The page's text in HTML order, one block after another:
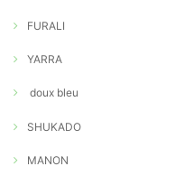
FURALI
YARRA
doux bleu
SHUKADO
MANON